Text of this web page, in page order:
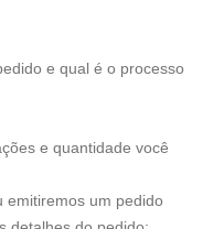
e qual é o processo
e quantidade você
emitiremos um pedido